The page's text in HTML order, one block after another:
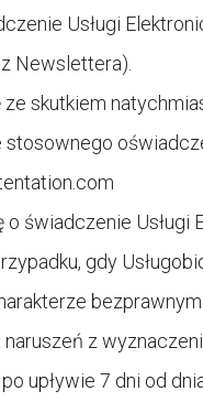
Usługi
Newslettera).
skutkiem
świadczenie Usługi
gdy
z
upływie 7 dni od